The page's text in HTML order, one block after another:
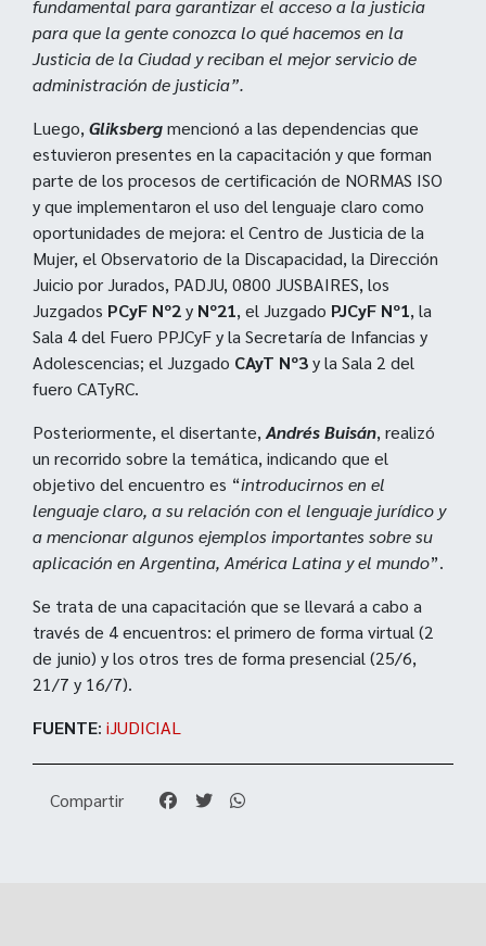
fundamental para garantizar el acceso a la justicia
para que la gente conozca lo qué hacemos en la
Justicia de la Ciudad y reciban el mejor servicio de
administración de justicia”.
Luego,Gliksbergmencionó a las dependencias que
estuvieron presentes en la capacitación y que forman
parte de los procesos de certificación de NORMAS ISO
y que implementaron el uso del lenguaje claro como
oportunidades de mejora: el Centro de Justicia de la
Mujer, el Observatorio de la Discapacidad, la Dirección
Juicio por Jurados, PADJU, 0800 JUSBAIRES, los
Juzgados PCyF Nº2y Nº21, el Juzgado PJCyF Nº1, la
Sala 4 del Fuero PPJCyF y la Secretaría de Infancias y
Adolescencias; el Juzgado CAyT Nº3y la Sala 2 del
fuero CATyRC.
Posteriormente, el disertante,Andrés Buisán, realizó
un recorrido sobre la temática, indicando que el
objetivo del encuentro es “introducirnos en el
lenguaje claro, a su relación con el lenguaje jurídico y
a mencionar algunos ejemplos importantes sobre su
aplicación en Argentina, América Latina y el mundo”.
Se trata de una capacitación que se llevará a cabo a
través de 4 encuentros: el primero de forma virtual (2
de junio) y los otros tres de forma presencial (25/6,
21/7 y 16/7).
FUENTE: iJUDICIAL
Compartir